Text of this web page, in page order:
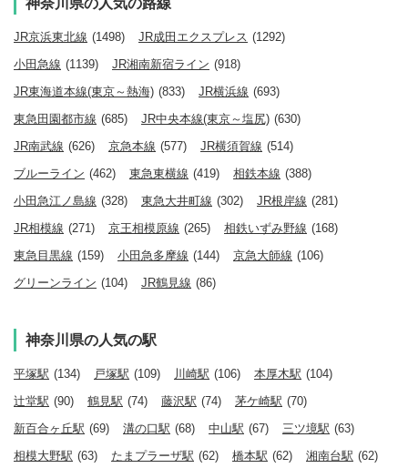
神奈川県の人気の路線
JR京浜東北線 (1498) JR成田エクスプレス (1292)
小田急線 (1139) JR湘南新宿ライン (918)
JR東海道本線(東京～熱海) (833) JR横浜線 (693)
東急田園都市線 (685) JR中央本線(東京～塩尻) (630)
JR南武線 (626) 京急本線 (577) JR横須賀線 (514)
ブルーライン (462) 東急東横線 (419) 相鉄本線 (388)
小田急江ノ島線 (328) 東急大井町線 (302) JR根岸線 (281)
JR相模線 (271) 京王相模原線 (265) 相鉄いずみ野線 (168)
東急目黒線 (159) 小田急多摩線 (144) 京急大師線 (106)
グリーンライン (104) JR鶴見線 (86)
神奈川県の人気の駅
平塚駅 (134) 戸塚駅 (109) 川崎駅 (106) 本厚木駅 (104)
辻堂駅 (90) 鶴見駅 (74) 藤沢駅 (74) 茅ケ崎駅 (70)
新百合ヶ丘駅 (69) 溝の口駅 (68) 中山駅 (67) 三ツ境駅 (63)
相模大野駅 (63) たまプラーザ駅 (62) 橋本駅 (62) 湘南台駅 (62)